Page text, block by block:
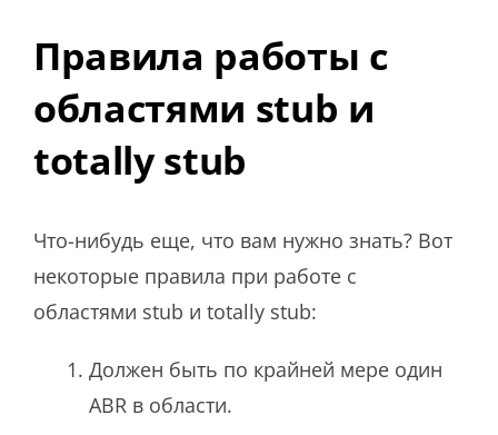
Правила работы с
областями stub и
totally stub
Что-нибудь еще, что вам нужно знать? Вот
некоторые правила при работе с
областями stub и totally stub:
Должен быть по крайней мере один
ABR в области.